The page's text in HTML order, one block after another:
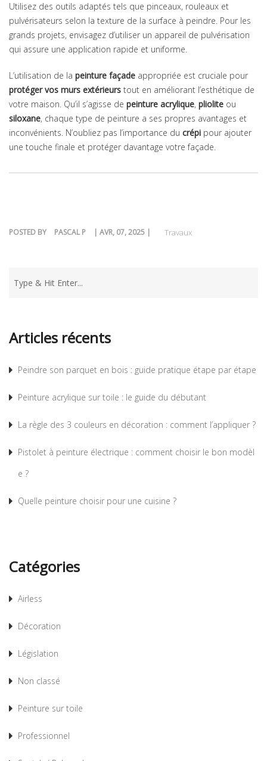
Utilisez des outils adaptés tels que pinceaux, rouleaux et
pulvérisateurs selon la texture de la surface à peindre. Pour les
grands projets, envisagez d’utiliser un appareil de pulvérisation
qui assure une application rapide et uniforme.
L’utilisation de la peinture façade appropriée est cruciale pour
protéger vos murs extérieurs tout en améliorant l’esthétique de
votre maison. Qu’il s’agisse de peinture acrylique, pliolite ou
siloxane, chaque type de peinture a ses propres avantages et
inconvénients. N’oubliez pas l’importance du crépi pour ajouter
une touche finale et protéger davantage votre façade.
POSTED BY PASCAL P | AVR, 07, 2025 | Travaux
Articles récents
Peindre son parquet en bois : guide pratique étape par étape
Peinture acrylique sur toile : le guide du débutant
La règle des 3 couleurs en décoration : comment l’appliquer ?
Pistolet à peinture électrique : comment choisir le bon modèl
e ?
Quelle peinture choisir pour une cuisine ?
Catégories
Airless
Décoration
Législation
Non classé
Peinture sur toile
Professionnel